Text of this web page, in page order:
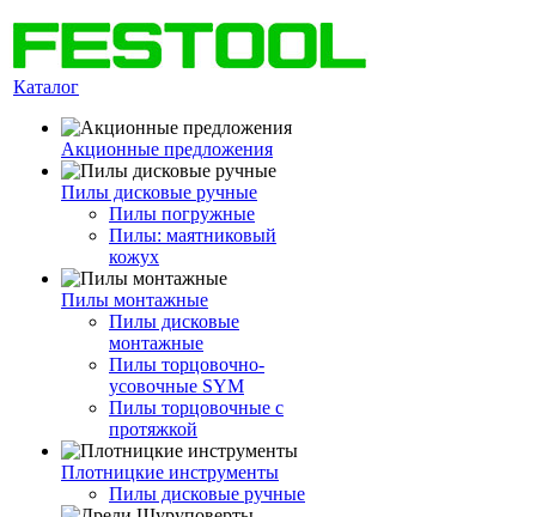
Каталог
Акционные предложения
Пилы дисковые ручные
Пилы погружные
Пилы: маятниковый
кожух
Пилы монтажные
Пилы дисковые
монтажные
Пилы торцовочно-
усовочные SYM
Пилы торцовочные с
протяжкой
Плотницкие инструменты
Пилы дисковые ручные